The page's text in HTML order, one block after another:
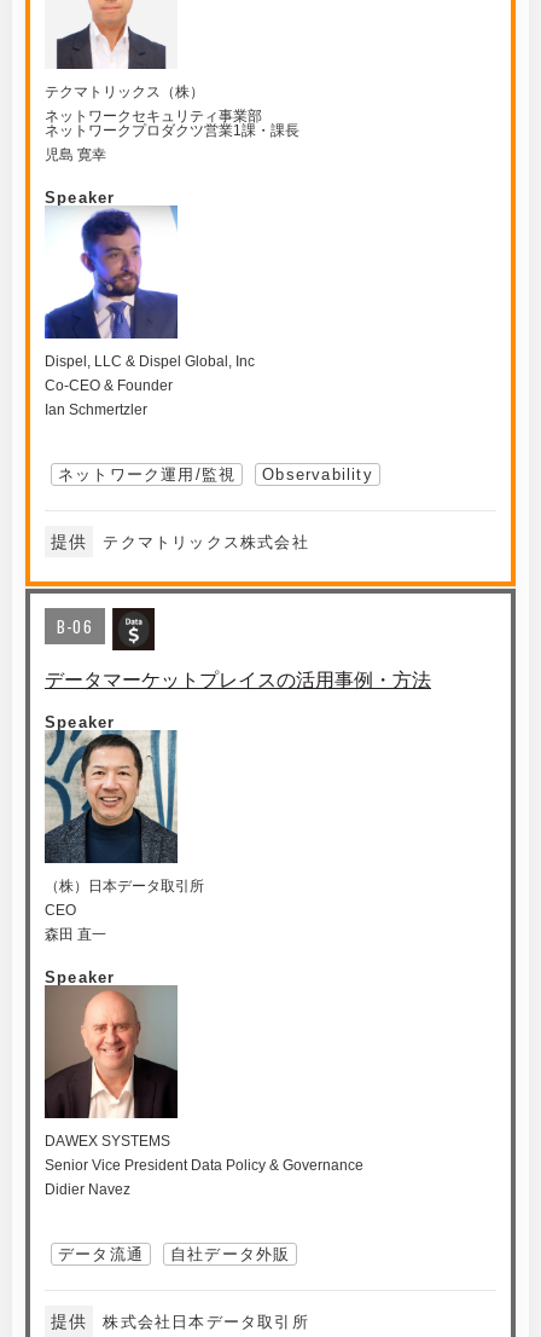
テクマトリックス（株）
ネットワークセキュリティ事業部
ネットワークプロダクツ営業1課・課長
児島 寛幸
Speaker
Dispel, LLC & Dispel Global, Inc
Co-CEO & Founder
Ian Schmertzler
ネットワーク運用/監視 Observability
提供 テクマトリックス株式会社
B-06
データマーケットプレイスの活用事例・方法
Speaker
（株）日本データ取引所
CEO
森田 直一
Speaker
DAWEX SYSTEMS
Senior Vice President Data Policy & Governance
Didier Navez
データ流通 自社データ外販
提供 株式会社日本データ取引所